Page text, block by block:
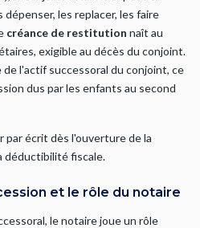
les replacer, les faire
créance de restitution naît au
exigible au décès du conjoint.
l'actif successoral du conjoint, ce
dus par les enfants au second
par écrit dès l'ouverture de la
déductibilité fiscale.
et le rôle du notaire
le notaire joue un rôle